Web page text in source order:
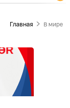
Главная В мире